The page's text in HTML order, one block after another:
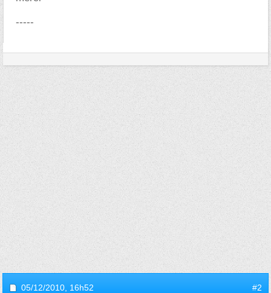
-----
05/12/2010, 16h52 #2